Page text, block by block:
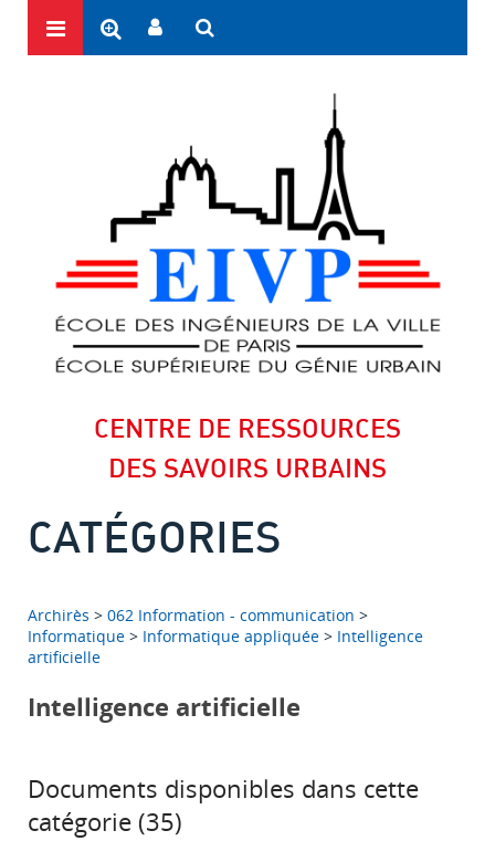
CENTRE DE RESSOURCES
DES SAVOIRS URBAINS
CATÉGORIES
Archirès > 062 Information - communication >
Informatique > Informatique appliquée > Intelligence
artificielle
Intelligence artificielle
Documents disponibles dans cette
catégorie (35)